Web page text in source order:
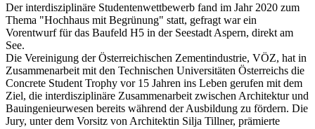
Der interdisziplinäre Studentenwettbewerb fand im Jahr 2020 zum
Thema "Hochhaus mit Begrünung" statt, gefragt war ein
Vorentwurf für das Baufeld H5 in der Seestadt Aspern, direkt am
See.
Die Vereinigung der Österreichischen Zementindustrie, VÖZ, hat in
Zusammenarbeit mit den Technischen Universitäten Österreichs die
Concrete Student Trophy vor 15 Jahren ins Leben gerufen mit dem
Ziel, die interdisziplinäre Zusammenarbeit zwischen Architektur und
Bauingenieurwesen bereits während der Ausbildung zu fördern. Die
Jury, unter dem Vorsitz von Architektin Silja Tillner, prämierte